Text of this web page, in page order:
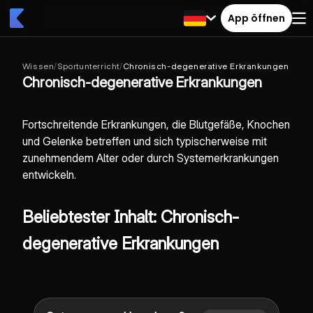
App öffnen
Wissen/Sportunterricht/Chronisch-degenerative Erkrankungen
Chronisch-degenerative Erkrankungen
Fortschreitende Erkrankungen, die Blutgefäße, Knochen
und Gelenke betreffen und sich typischerweise mit
zunehmendem Alter oder durch Systemerkrankungen
entwickeln.
Beliebtester Inhalt: Chronisch-
degenerative Erkrankungen